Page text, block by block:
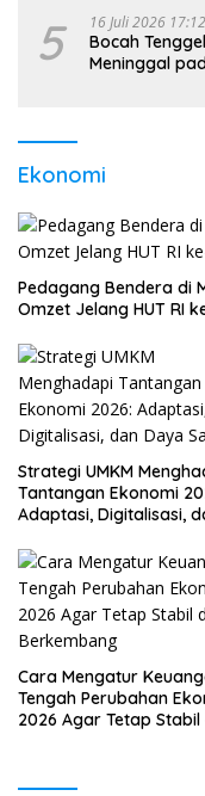
5 16 Juli 2026
Bocah
Meninggal
Ekonomi
Pedagang Bendera di
Omzet Jelang HUT RI
Strategi UMKM
Tantangan Ekonomi
Adaptasi, Digitalisasi,
Cara Mengatur
Tengah Perubahan
2026 Agar Tetap